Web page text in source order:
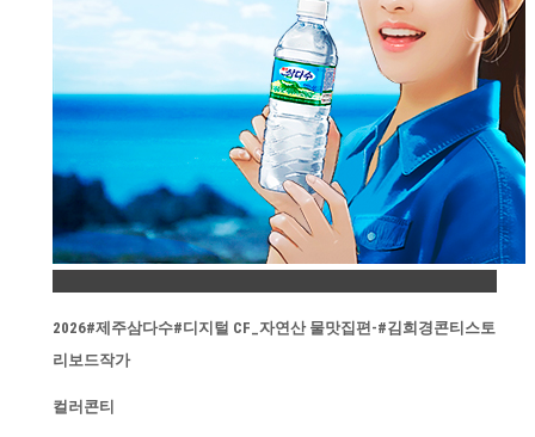
2026#제주삼다수#디지털 CF_자연산 물맛집편-#김희경콘티스토
리보드작가
컬러콘티